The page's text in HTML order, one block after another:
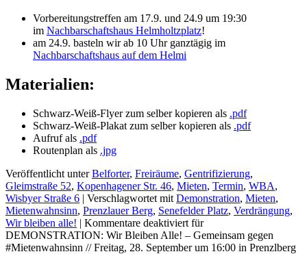
Vorbereitungstreffen am 17.9. und 24.9 um 19:30
im Nachbarschaftshaus Helmholtzplatz!
am 24.9. basteln wir ab 10 Uhr ganztägig im
Nachbarschaftshaus auf dem Helmi
Materialien:
Schwarz-Weiß-Flyer zum selber kopieren als .pdf
Schwarz-Weiß-Plakat zum selber kopieren als .pdf
Aufruf als .pdf
Routenplan als .jpg
Veröffentlicht unter Belforter, Freiräume, Gentrifizierung,
Gleimstraße 52, Kopenhagener Str. 46, Mieten, Termin, WBA,
Wisbyer Straße 6 | Verschlagwortet mit Demonstration, Mieten,
Mietenwahnsinn, Prenzlauer Berg, Senefelder Platz, Verdrängung,
Wir bleiben alle! | Kommentare deaktiviert für
DEMONSTRATION: Wir Bleiben Alle! – Gemeinsam gegen
#Mietenwahnsinn // Freitag, 28. September um 16:00 in Prenzlberg